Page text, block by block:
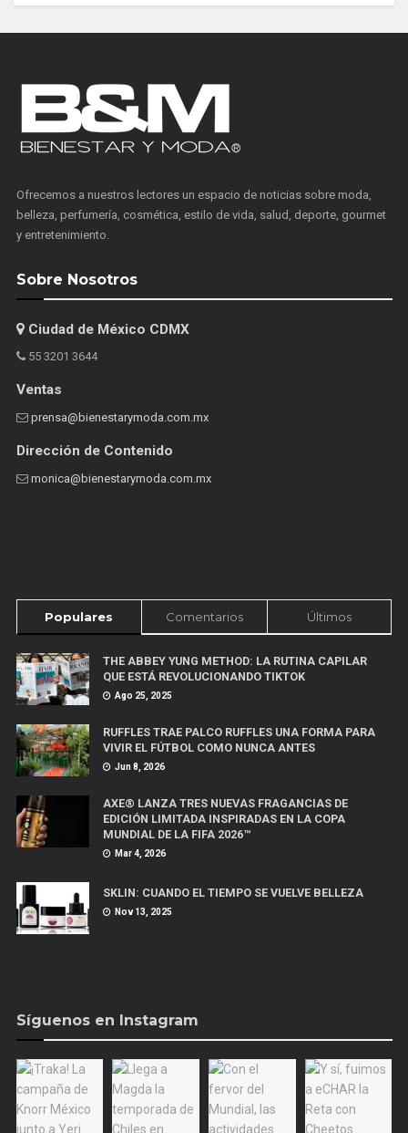
Ofrecemos a nuestros lectores un espacio de noticias sobre moda,
belleza, perfumería, cosmética, estilo de vida, salud, deporte, gourmet
y entretenimiento.
Sobre Nosotros
Ciudad de México CDMX
55 3201 3644
Ventas
prensa@bienestarymoda.com.mx
Dirección de Contenido
monica@bienestarymoda.com.mx
Populares Comentarios Últimos
THE ABBEY YUNG METHOD: LA RUTINA CAPILAR
QUE ESTÁ REVOLUCIONANDO TIKTOK
Ago 25, 2025
RUFFLES TRAE PALCO RUFFLES UNA FORMA PARA
VIVIR EL FÚTBOL COMO NUNCA ANTES
Jun 8, 2026
AXE® LANZA TRES NUEVAS FRAGANCIAS DE
EDICIÓN LIMITADA INSPIRADAS EN LA COPA
MUNDIAL DE LA FIFA 2026™
Mar 4, 2026
SKLIN: CUANDO EL TIEMPO SE VUELVE BELLEZA
Nov 13, 2025
Síguenos en Instagram